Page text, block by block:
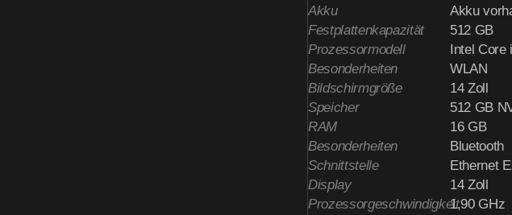
Akku
Akku
Festplattenkapazität
512 GB
Prozessormodell
Intel Core
Besonderheiten
WLAN
Bildschirmgröße
14 Zoll
Speicher
512 GB
RAM
16 GB
Besonderheiten
Bluetooth
Schnittstelle
Ethernet
Display
14 Zoll
Prozessorgeschwindigkeit1,90 GHz